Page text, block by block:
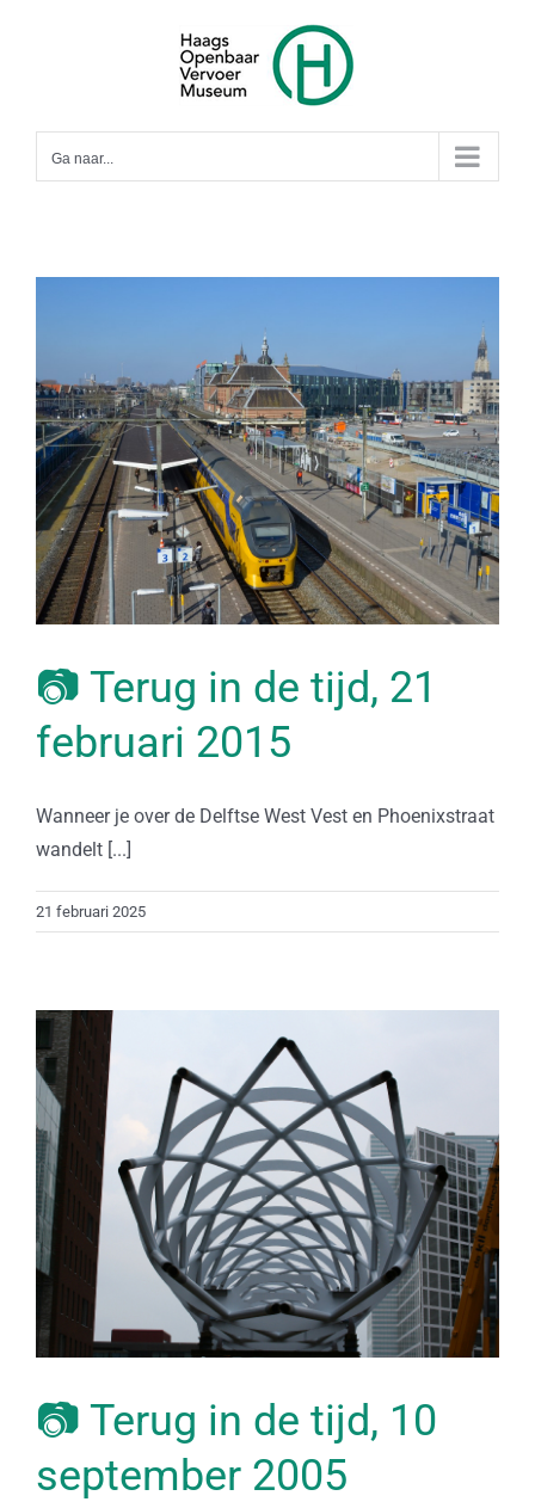
Ga naar...
📷 Terug in de tijd, 21
februari 2015
Wanneer je over de Delftse West Vest en Phoenixstraat
wandelt [...]
21 februari 2025
📷 Terug in de tijd, 10
september 2005